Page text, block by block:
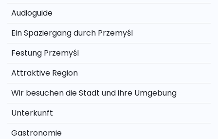
Audioguide
Ein Spaziergang durch Przemyśl
Festung Przemyśl
Attraktive Region
Wir besuchen die Stadt und ihre Umgebung
Unterkunft
Gastronomie